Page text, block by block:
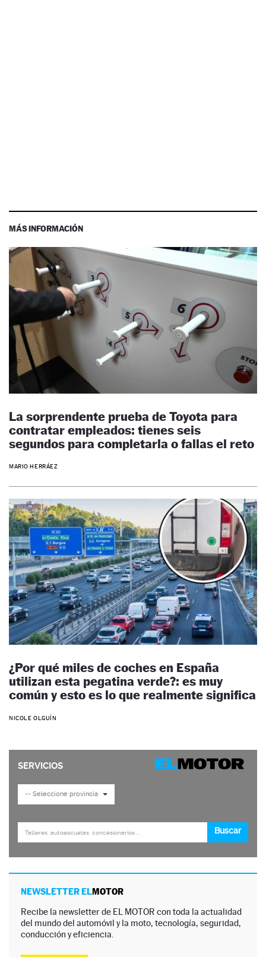
MÁS INFORMACIÓN
La sorprendente prueba de Toyota para
contratar empleados: tienes seis
segundos para completarla o fallas el reto
MARIO HERRÁEZ
¿Por qué miles de coches en España
utilizan esta pegatina verde?: es muy
común y esto es lo que realmente significa
NICOLE OLGUÍN
NEWSLETTER ELMOTOR
Recibe la newsletter de EL MOTOR con toda la actualidad
del mundo del automóvil y la moto, tecnología, seguridad,
conducción y eficiencia.